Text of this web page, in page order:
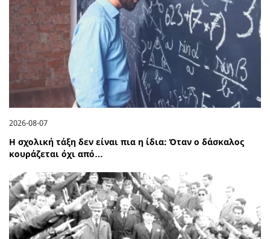
2026-08-07
Η σχολική τάξη δεν είναι πια η ίδια: Όταν ο δάσκαλος
κουράζεται όχι από…